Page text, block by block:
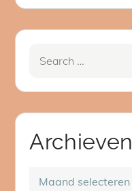
Archieven
Archieven